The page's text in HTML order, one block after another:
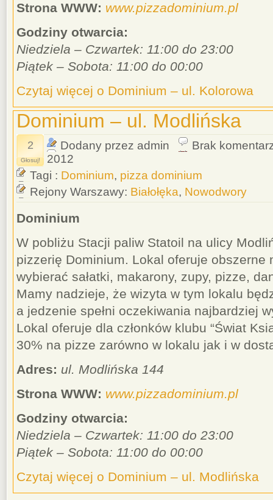
Strona WWW: www.pizzadominium.pl
Godziny otwarcia:
Niedziela – Czwartek: 11:00 do 23:00
Piątek – Sobota: 11:00 do 00:00
Czytaj więcej o Dominium – ul. Kolorowa
Dominium – ul. Modlińska
2
Głosuj!
Dodany przez admin
Brak
2012
Tagi : Dominium, pizza dominium
Rejony Warszawy: Białołęka, Nowodwory
Dominium
W pobliżu Stacji paliw Statoil na ulicy
pizzerię Dominium. Lokal oferuje obszerne
wybierać sałatki, makarony, zupy, pizze,
Mamy nadzieje, że wizyta w tym lokalu
a jedzenie spełni oczekiwania najbardziej
Lokal oferuje dla członków klubu “Świat
30% na pizze zarówno w lokalu jak i w
Adres: ul. Modlińska 144
Strona WWW: www.pizzadominium.pl
Godziny otwarcia:
Niedziela – Czwartek: 11:00 do 23:00
Piątek – Sobota: 11:00 do 00:00
Czytaj więcej o Dominium – ul. Modlińska